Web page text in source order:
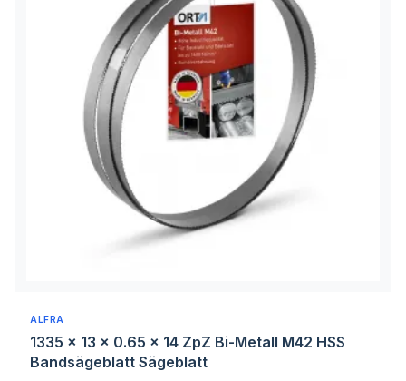
ALFRA
1335 x 13 x 0.65 x 14 ZpZ Bi-Metall M42 HSS
Bandsägeblatt Sägeblatt